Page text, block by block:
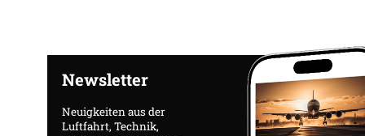
Newsletter
Neuigkeiten aus der
Luftfahrt, Technik,